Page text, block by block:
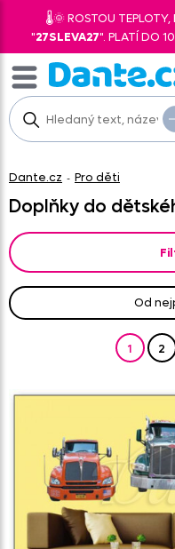
🌡️🌞 ROSTOU TEPLOTY,
"27SLEVA27". PLATÍ DO
Dante.cz - Pro děti
Doplňky do
od
1 2